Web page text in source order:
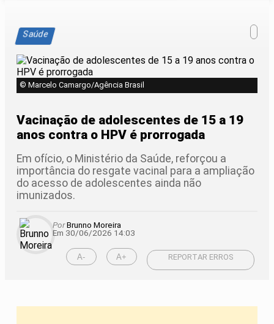
Saúde
© Marcelo Camargo/Agência Brasil
Vacinação de adolescentes de 15 a 19
anos contra o HPV é prorrogada
Em ofício, o Ministério da Saúde, reforçou a
importância do resgate vacinal para a ampliação
do acesso de adolescentes ainda não
imunizados.
PorBrunno Moreira
Em 30/06/2026 14:03
A- A+ REPORTAR ERROS